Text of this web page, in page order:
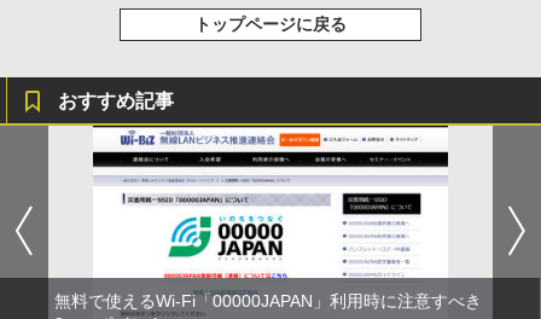
トップページに戻る
おすすめ記事
無料で使えるWi-Fi「00000JAPAN」利用時に注意すべき